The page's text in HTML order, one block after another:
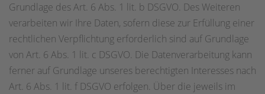
Grundlage des Art. 6 Abs. 1 lit. b DSGVO. Des Weiteren
verarbeiten wir Ihre Daten, sofern diese zur Erfüllung einer
rechtlichen Verpflichtung erforderlich sind auf Grundlage
von Art. 6 Abs. 1 lit. c DSGVO. Die Datenverarbeitung kann
ferner auf Grundlage unseres berechtigten Interesses nach
Art. 6 Abs. 1 lit. f DSGVO erfolgen. Über die jeweils im